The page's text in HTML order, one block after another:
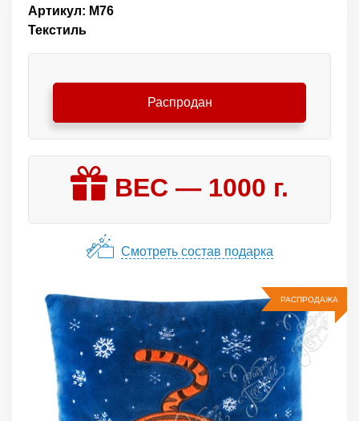
РАСПРОДАЖА
Артикул: М76
Текстиль
Распродан
ВЕС — 1000 г.
Смотреть состав подарка